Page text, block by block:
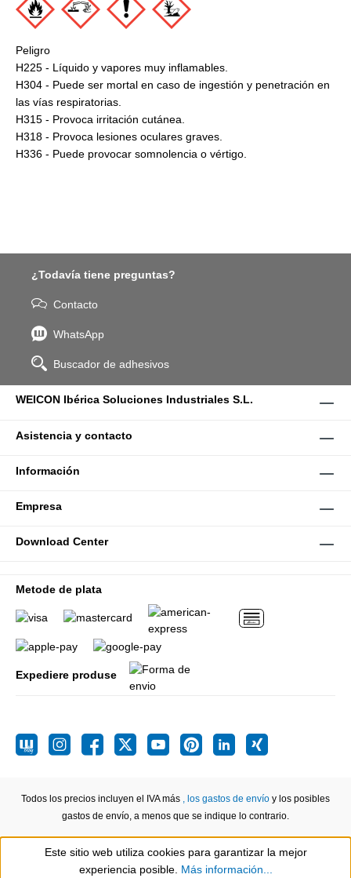
Peligro
H225 - Líquido y vapores muy inflamables.
H304 - Puede ser mortal en caso de ingestión y penetración en
las vías respiratorias.
H315 - Provoca irritación cutánea.
H318 - Provoca lesiones oculares graves.
H336 - Puede provocar somnolencia o vértigo.
¿Todavía tiene preguntas?
Contacto
WhatsApp
Buscador de adhesivos
WEICON Ibérica Soluciones Industriales S.L.
Asistencia y contacto
Información
Empresa
Download Center
Metode de plata
Expediere produse
Todos los precios incluyen el IVA más , los gastos de envío y los posibles
gastos de envío, a menos que se indique lo contrario.
Show toolbar
Este sitio web utiliza cookies para garantizar la mejor
experiencia posible. Más información...